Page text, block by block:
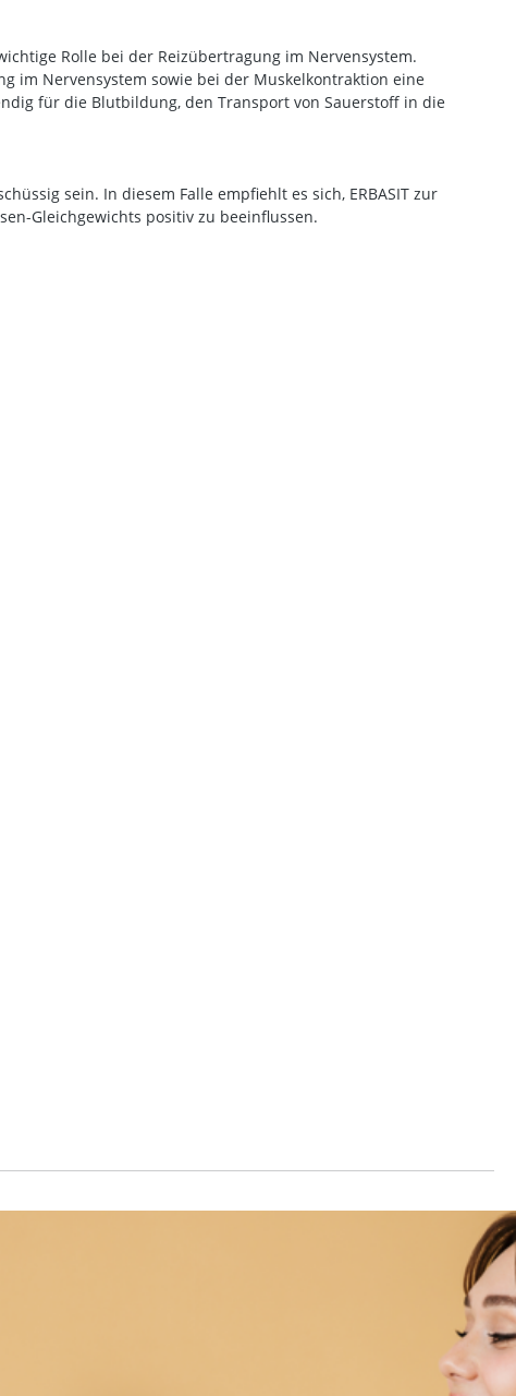
Rolle bei der Reizübertragung im Nervensystem.
im Nervensystem sowie bei der Muskelkontraktion eine
für die Blutbildung, den Transport von Sauerstoff in die
sein. In diesem Falle empfiehlt es sich, ERBASIT zur
Gleichgewichts positiv zu beeinflussen.